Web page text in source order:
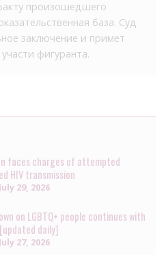
произошедшего
база. Суд
заключение и примет
фигуранта.
faces charges of attempted
HIV transmission
July 29, 2026
on LGBTQ+ people continues with
daily]
July 27, 2026